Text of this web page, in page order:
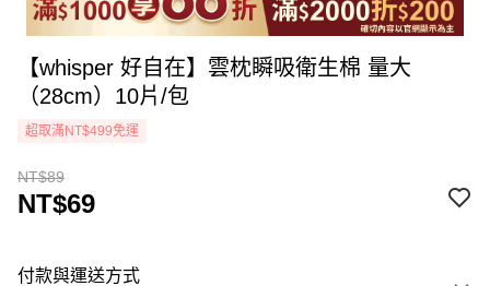
【whisper 好自在】雲枕瞬吸衛生棉 量大
（28cm）10片/包
超取滿NT$499免運
NT$89
NT$69
付款與運送方式